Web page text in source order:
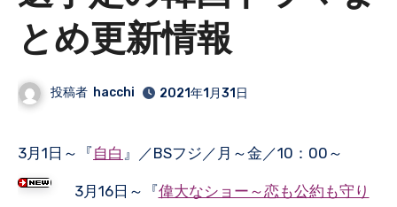
とめ更新情報
投稿者 hacchi 2021年1月31日
3月1日～『自白 』／BSフジ／月～金／10：00～
3月16日～『偉大なショー～恋も公約も守り